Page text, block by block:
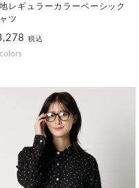
レギュラーカラーベーシック
ツ
税込
colors